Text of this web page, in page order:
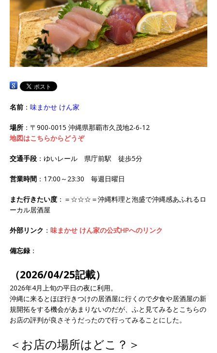
名前 ： 味まかせ けん家
場所 ：〒900-0015 沖縄県那覇市久茂地2-6-12
地図はこちらからどうぞ
交通手段 ：ゆいレール 県庁前駅 徒歩5分
営業時間 ：17:00～23:30 毎週日曜日
また行きたい度 ：＝☆☆☆＝沖縄料理と泡盛で沖縄感あふれるロ
ーカル居酒屋
外部リンク ： 味まかせ けん家の公式HPへのリンク
備忘録 ：
（2026/04/25記載）
2026年4月上旬の平日の夜に利用。
沖縄に来るとほぼ行きつけの居酒屋に行くので夕食や居酒屋の新
規開拓をする機会があまりないのだが、ふと見てみるとこちらの
お店の評判が良さそうだったので行ってみることにした。
＜お店の場所はどこ？＞